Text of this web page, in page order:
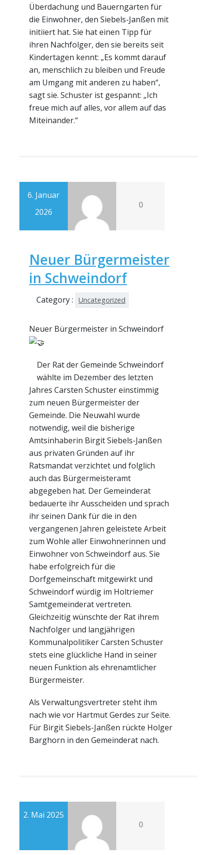
Überdachung und Bauerngarten für
die Einwohner, den Siebels-Janßen mit
initiiert hat. Sie hat einen Tipp für
ihren Nachfolger, den sie bereits seit
Kindertagen kennt: „Es kommt darauf
an, menschlich zu bleiben und Freude
am Umgang mit anderen zu haben“,
sagt sie. Schuster ist gespannt: „Ich
freue mich auf alles, vor allem auf das
Miteinander.“
6. Januar
2026
0
Neuer Bürgermeister
in Schweindorf
Category : Uncategorized
Neuer Bürgermeister in Schweindorf
Der Rat der Gemeinde Schweindorf
wählte im Dezember des letzten
Jahres Carsten Schuster einstimmig
zum neuen Bürgermeister der
Gemeinde. Die Neuwahl wurde
notwendig, weil die bisherige
Amtsinhaberin Birgit Siebels-Janßen
aus privaten Gründen auf ihr
Ratsmandat verzichtet und folglich
auch das Bürgermeisteramt
abgegeben hat. Der Gemeinderat
bedauerte ihr Ausscheiden und sprach
ihr seinen Dank für die in den
vergangenen Jahren geleistete Arbeit
zum Wohle aller Einwohnerinnen und
Einwohner von Schweindorf aus. Sie
habe erfolgreich für die
Dorfgemeinschaft mitgewirkt und
Schweindorf würdig im Holtriemer
Samtgemeinderat vertreten.
Gleichzeitig wünschte der Rat ihrem
Nachfolger und langjährigen
Kommunalpolitiker Carsten Schuster
stets eine glückliche Hand in seiner
neuen Funktion als ehrenamtlicher
Bürgermeister.
Als Verwaltungsvertreter steht ihm
nach wie vor Hartmut Gerdes zur Seite.
Für Birgit Siebels-Janßen rückte Holger
Barghorn in den Gemeinderat nach.
2. Mai 2025
0